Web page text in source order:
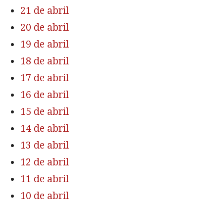
21 de abril
20 de abril
19 de abril
18 de abril
17 de abril
16 de abril
15 de abril
14 de abril
13 de abril
12 de abril
11 de abril
10 de abril